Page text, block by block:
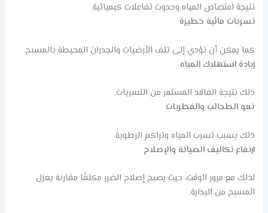
نتيجة امتصاص المياه وحدوث تفاعلات كيميائية.
تسربات مائية خطيرة
كما يمكن أن تؤدي إلى تلف الأرضيات والجدران المحيطة بالمسبح.
زيادة استهلاك المياه
ذلك نتيجة الفاقد المستمر من التسربات.
نمو الطحالب والفطريات
ذلك بسبب تسرب المياه وتراكم الرطوبة.
ارتفاع تكاليف الصيانة والإصلاح
لذلك مع مرور الوقت، حيث يصبح إصلاح الضرر مكلفًا مقارنة بعزل
المسبح من البداية.